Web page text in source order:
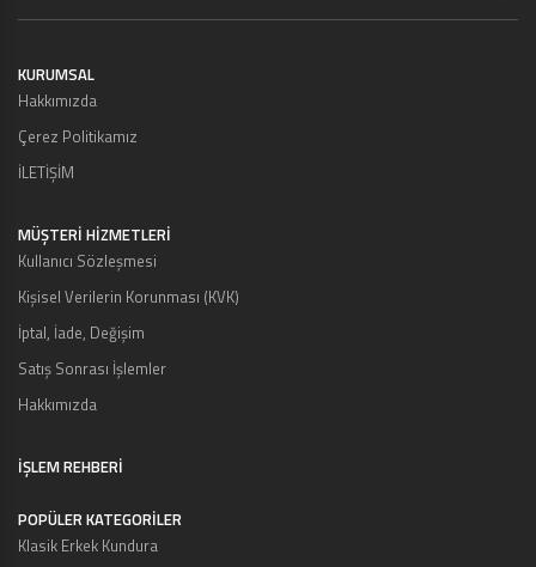
KURUMSAL
Hakkımızda
Çerez Politikamız
İLETİŞİM
MÜŞTERI HIZMETLERI
Kullanıcı Sözleşmesi
Kişisel Verilerin Korunması (KVK)
İptal, İade, Değişim
Satış Sonrası İşlemler
Hakkımızda
İŞLEM REHBERİ
POPÜLER KATEGORİLER
Klasik Erkek Kundura